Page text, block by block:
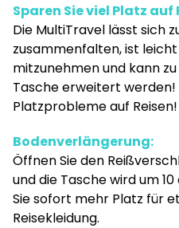
Sparen Sie viel Platz auf
Die MultiTravel lässt sich
zusammenfalten, ist
mitzunehmen und kann
Tasche erweitert werden!
Platzprobleme auf Reisen!
Bodenverlängerung:
Öffnen Sie den
und die Tasche wird um
Sie sofort mehr Platz für
Reisekleidung.